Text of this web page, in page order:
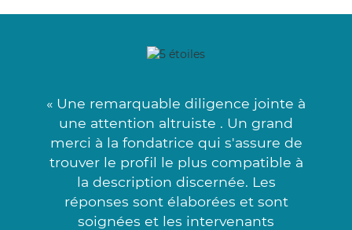
« Une remarquable diligence jointe à
une attention altruiste . Un grand
merci à la fondatrice qui s'assure de
trouver le profil le plus compatible à
la description discernée. Les
réponses sont élaborées et sont
soignées et les intervenants